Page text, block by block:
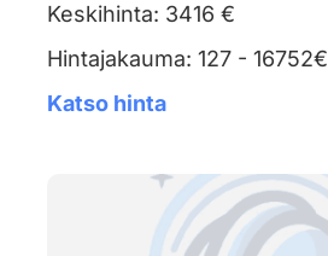
Keskihinta: 3416 €
Hintajakauma: 127 - 16752€
Katso hinta